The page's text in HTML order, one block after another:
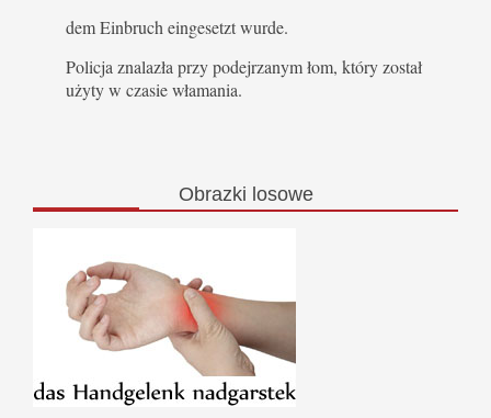
dem Einbruch eingesetzt wurde.
Policja znalazła przy podejrzanym łom, który został
użyty w czasie włamania.
Obrazki losowe